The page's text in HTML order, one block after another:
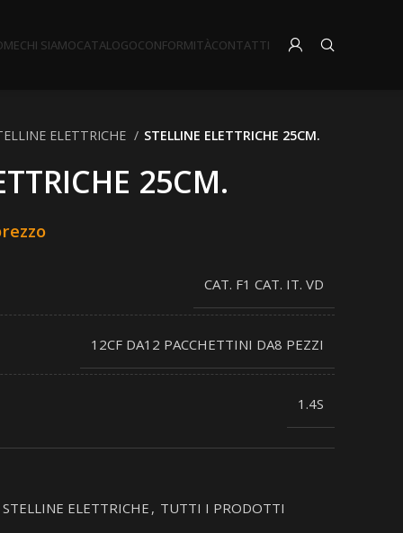
CHI SIAMOCATALOGOCONFORMITÀCONTATTI
ELETTRICHE STELLINE ELETTRICHE 25CM.
25CM.
CAT. F1 CAT. IT. VD
12CF DA12 PACCHETTINI DA8 PEZZI
1.4S
STELLINE ELETTRICHE , TUTTI I PRODOTTI